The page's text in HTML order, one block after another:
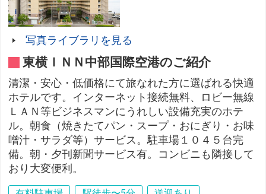
写真ライブラリを見る
東横ＩＮＮ中部国際空港のご紹介
清潔・安心・低価格にて旅なれた方に選ばれる快適
ホテルです。インターネット接続無料、ロビー無線
ＬＡＮ等ビジネスマンにうれしい設備充実のホテ
ル。朝食（焼きたてパン・スープ・おにぎり・お味
噌汁・サラダ等）サービス。駐車場１０４５台完
備。朝・夕刊新聞サービス有。コンビニも隣接して
おり大変便利。